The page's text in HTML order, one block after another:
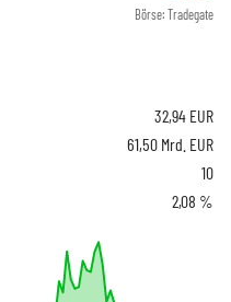
Börse: Tradegate
32,94 EUR
61,50 Mrd. EUR
10
2,08 %